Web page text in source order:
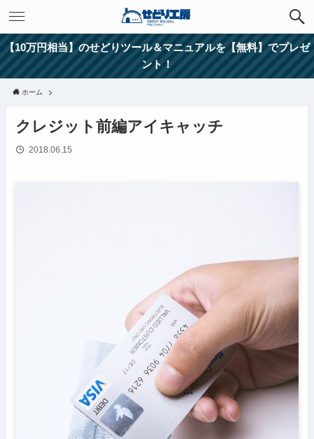
【10万円相当】のせどりツール＆マニュアルを【無料】でプレゼ
ント！
ホーム
クレジット前編アイキャッチ
2018.06.15